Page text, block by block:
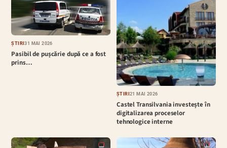
ȘTIRI31 MAI 2026
Pasibil de pușcărie după ce a fost
prins…
ȘTIRI21 MAI 2026
Castel Transilvania investește în
digitalizarea proceselor
tehnologice interne